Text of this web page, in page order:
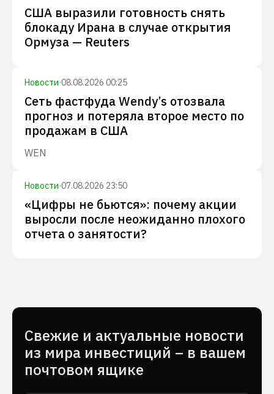
США выразили готовность снять
блокаду Ирана в случае открытия
Ормуза — Reuters
Новости·08.08.2026 00:25
Сеть фастфуда Wendy’s отозвала
прогноз и потеряла второе место по
продажам в США
WEN
Новости·07.08.2026 23:50
«Цифры не бьются»: почему акции
выросли после неожиданно плохого
отчета о занятости?
Cвежие и актуальные новости
из мира инвестиций – в вашем
почтовом ящике